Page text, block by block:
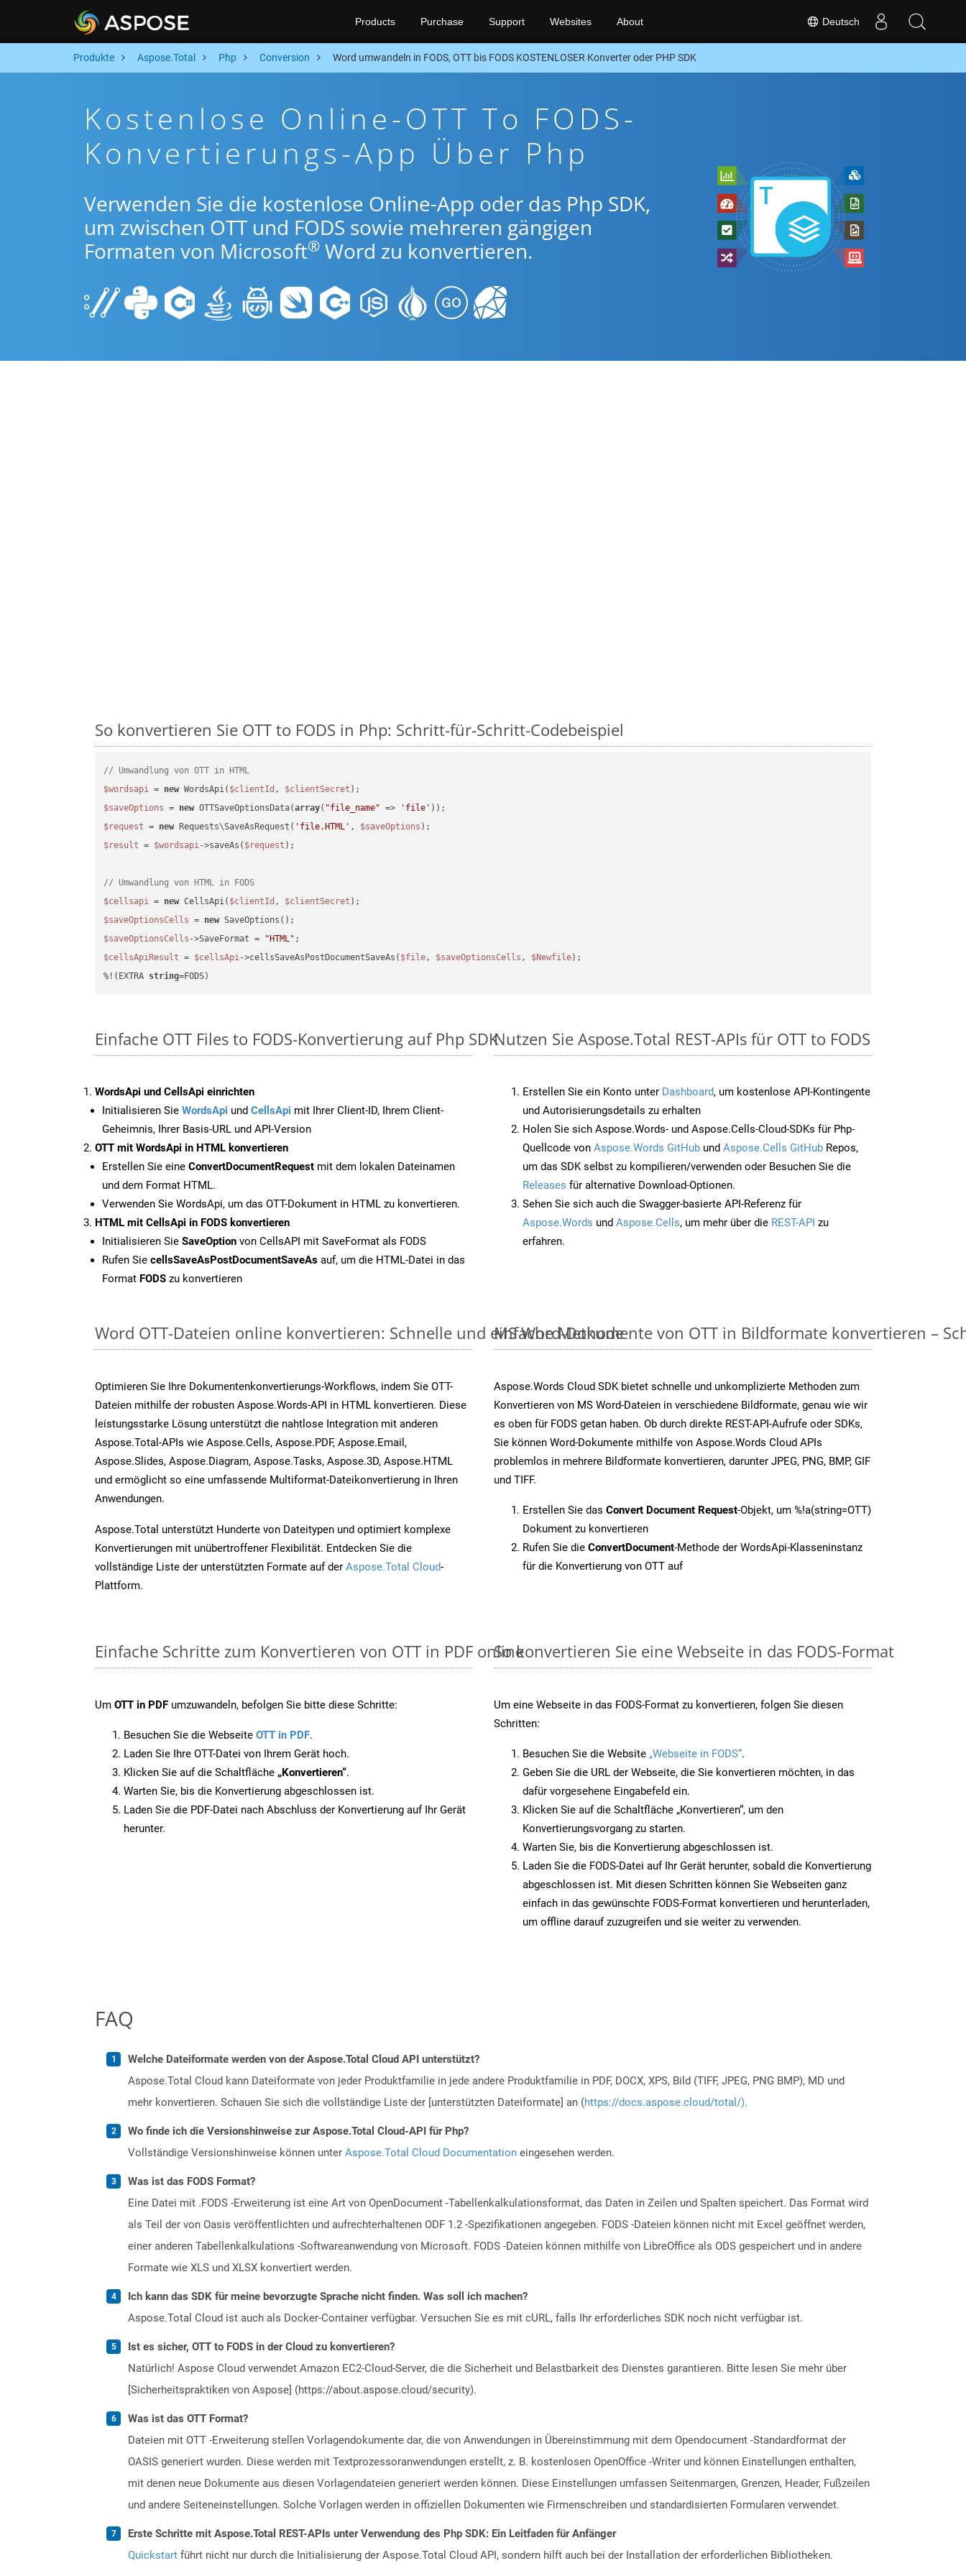
Deutsch
Products Purchase Support Websites About
Produkte Aspose.Total Php Conversion Word umwandeln in FODS, OTT bis FODS KOSTENLOSER Konverter oder PHP SDK
Kostenlose Online-OTT To FODS-
Konvertierungs-App Über Php
Verwenden Sie die kostenlose Online-App oder das Php SDK,
um zwischen OTT und FODS sowie mehreren gängigen
Formaten von Microsoft® Word zu konvertieren.
So konvertieren Sie OTT to FODS in Php: Schritt-für-Schritt-Codebeispiel
// Umwandlung von OTT in HTML
$wordsapi = new WordsApi( $clientId , $clientSecret
$saveOptions = new OTTSaveOptionsData(array( "file_name" => 'file'
$request = new Requests\SaveAsRequest( 'file.HTML' , $saveOptions
$result = $wordsapi->saveAs( $request );
// Umwandlung von HTML in FODS
$cellsapi = new CellsApi( $clientId , $clientSecret
$saveOptionsCells = new
$saveOptionsCells ->SaveFormat = "HTML"
$cellsApiResult = $cellsApi->cellsSaveAsPostDocumentSaveAs( $file, $saveOptionsCells , $Newfile);
%!(EXTRA string=FODS)
Einfache OTT Files to FODS-Konvertierung auf Php SDK
WordsApi und CellsApi einrichten
Initialisieren Sie WordsApi und CellsApi mit Ihrer Client-ID, Ihrem Client-
Geheimnis, Ihrer Basis-URL und API-Version
OTT mit WordsApi in HTML konvertieren
Erstellen Sie eine ConvertDocumentRequest mit dem lokalen Dateinamen
und dem Format HTML.
Verwenden Sie WordsApi, um das OTT-Dokument in HTML zu konvertieren.
HTML mit CellsApi in FODS konvertieren
Initialisieren Sie SaveOption von CellsAPI mit SaveFormat als FODS
Rufen Sie cellsSaveAsPostDocumentSaveAs auf, um die HTML-Datei in das
Format FODS zu konvertieren
Nutzen Sie Aspose.Total REST-APIs für OTT to FODS
Erstellen Sie ein Konto unter Dashboard, um kostenlose API-Kontingente
und Autorisierungsdetails zu erhalten
Holen Sie sich Aspose.Words- und Aspose.Cells-Cloud-SDKs für Php-
Quellcode von Aspose.Words GitHub und Aspose.Cells GitHub Repos,
um das SDK selbst zu kompilieren/verwenden oder Besuchen Sie die
Releases für alternative Download-Optionen.
Sehen Sie sich auch die Swagger-basierte API-Referenz für
Aspose.Words und Aspose.Cells, um mehr über die REST-API zu
erfahren.
Word OTT-Dateien online konvertieren: Schnelle und einfache Methode
Optimieren Sie Ihre Dokumentenkonvertierungs-Workflows, indem Sie OTT-
Dateien mithilfe der robusten Aspose.Words-API in HTML konvertieren. Diese
leistungsstarke Lösung unterstützt die nahtlose Integration mit anderen
Aspose.Total-APIs wie Aspose.Cells, Aspose.PDF, Aspose.Email,
Aspose.Slides, Aspose.Diagram, Aspose.Tasks, Aspose.3D, Aspose.HTML
und ermöglicht so eine umfassende Multiformat-Dateikonvertierung in Ihren
Anwendungen.
Aspose.Total unterstützt Hunderte von Dateitypen und optimiert komplexe
Konvertierungen mit unübertroffener Flexibilität. Entdecken Sie die
vollständige Liste der unterstützten Formate auf der Aspose.Total Cloud-
Plattform.
MS Word-Dokumente von OTT in Bildformate konvertieren –
Aspose.Words Cloud SDK bietet schnelle und unkomplizierte Methoden zum
Konvertieren von MS Word-Dateien in verschiedene Bildformate, genau wie wir
es oben für FODS getan haben. Ob durch direkte REST-API-Aufrufe oder SDKs,
Sie können Word-Dokumente mithilfe von Aspose.Words Cloud APIs
problemlos in mehrere Bildformate konvertieren, darunter JPEG, PNG, BMP, GIF
und TIFF.
Erstellen Sie das Convert Document Request-Objekt, um %!a(string=OTT)
Dokument zu konvertieren
Rufen Sie die ConvertDocument-Methode der WordsApi-Klasseninstanz
für die Konvertierung von OTT auf
Einfache Schritte zum Konvertieren von OTT in PDF online
Um OTT in PDF umzuwandeln, befolgen Sie bitte diese Schritte:
Besuchen Sie die Webseite OTT in PDF.
Laden Sie Ihre OTT-Datei von Ihrem Gerät hoch.
Klicken Sie auf die Schaltfläche „Konvertieren“.
Warten Sie, bis die Konvertierung abgeschlossen ist.
Laden Sie die PDF-Datei nach Abschluss der Konvertierung auf Ihr Gerät
herunter.
So konvertieren Sie eine Webseite in das FODS-Format
Um eine Webseite in das FODS-Format zu konvertieren, folgen Sie diesen
Schritten:
Besuchen Sie die Website „Webseite in FODS“.
Geben Sie die URL der Webseite, die Sie konvertieren möchten, in das
dafür vorgesehene Eingabefeld ein.
Klicken Sie auf die Schaltfläche „Konvertieren“, um den
Konvertierungsvorgang zu starten.
Warten Sie, bis die Konvertierung abgeschlossen ist.
Laden Sie die FODS-Datei auf Ihr Gerät herunter, sobald die Konvertierung
abgeschlossen ist. Mit diesen Schritten können Sie Webseiten ganz
einfach in das gewünschte FODS-Format konvertieren und herunterladen,
um offline darauf zuzugreifen und sie weiter zu verwenden.
FAQ
Welche Dateiformate werden von der Aspose.Total Cloud API unterstützt?
Aspose.Total Cloud kann Dateiformate von jeder Produktfamilie in jede andere Produktfamilie in PDF, DOCX, XPS, Bild (TIFF, JPEG, PNG BMP), MD und
mehr konvertieren. Schauen Sie sich die vollständige Liste der [unterstützten Dateiformate] an (https://docs.aspose.cloud/total/).
Wo finde ich die Versionshinweise zur Aspose.Total Cloud-API für Php?
Vollständige Versionshinweise können unter Aspose.Total Cloud Documentation eingesehen werden.
Was ist das FODS Format?
Eine Datei mit .FODS -Erweiterung ist eine Art von OpenDocument -Tabellenkalkulationsformat, das Daten in Zeilen und Spalten speichert. Das Format wird
als Teil der von Oasis veröffentlichten und aufrechterhaltenen ODF 1.2 -Spezifikationen angegeben. FODS -Dateien können nicht mit Excel geöffnet werden,
einer anderen Tabellenkalkulations -Softwareanwendung von Microsoft. FODS -Dateien können mithilfe von LibreOffice als ODS gespeichert und in andere
Formate wie XLS und XLSX konvertiert werden.
Ich kann das SDK für meine bevorzugte Sprache nicht finden. Was soll ich machen?
Aspose.Total Cloud ist auch als Docker-Container verfügbar. Versuchen Sie es mit cURL, falls Ihr erforderliches SDK noch nicht verfügbar ist.
Ist es sicher, OTT to FODS in der Cloud zu konvertieren?
Natürlich! Aspose Cloud verwendet Amazon EC2-Cloud-Server, die die Sicherheit und Belastbarkeit des Dienstes garantieren. Bitte lesen Sie mehr über
[Sicherheitspraktiken von Aspose] (https://about.aspose.cloud/security).
Was ist das OTT Format?
Dateien mit OTT -Erweiterung stellen Vorlagendokumente dar, die von Anwendungen in Übereinstimmung mit dem Opendocument -Standardformat der
OASIS generiert wurden. Diese werden mit Textprozessoranwendungen erstellt, z. B. kostenlosen OpenOffice -Writer und können Einstellungen enthalten,
mit denen neue Dokumente aus diesen Vorlagendateien generiert werden können. Diese Einstellungen umfassen Seitenmargen, Grenzen, Header, Fußzeilen
und andere Seiteneinstellungen. Solche Vorlagen werden in offiziellen Dokumenten wie Firmenschreiben und standardisierten Formularen verwendet.
Erste Schritte mit Aspose.Total REST-APIs unter Verwendung des Php SDK: Ein Leitfaden für Anfänger
Quickstart führt nicht nur durch die Initialisierung der Aspose.Total Cloud API, sondern hilft auch bei der Installation der erforderlichen Bibliotheken.